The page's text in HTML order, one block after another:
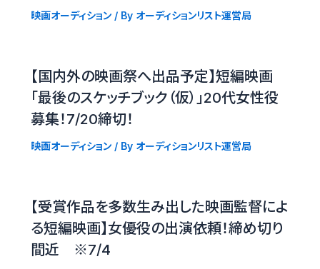
映画オーディション/ By オーディションリスト運営局
【国内外の映画祭へ出品予定】短編映画
「最後のスケッチブック（仮）」20代女性役
募集！7/20締切！
映画オーディション/ By オーディションリスト運営局
【受賞作品を多数生み出した映画監督によ
る短編映画】女優役の出演依頼！締め切り
間近 ※7/4